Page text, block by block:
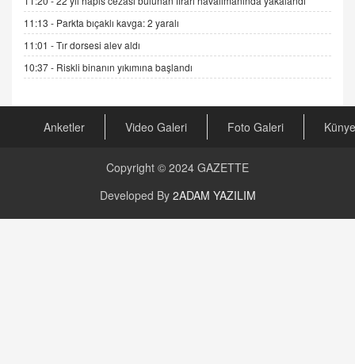
AV. RÜMEYSA ÖZKALE
Kira Uyuşmazlıklarında Dava Açmadan Önce
Arabulucuya Başvuru Şartı
CAN UĞURATEŞ
Değişen yapısıyla Suriye
16.12.2024 14:16
GÜNLÜK BURÇ YORUMU
Günlük Burç Yorumu | 22 Kasım 2024: Koç,
11:13 - Parkta bıçaklı kavga: 2 yaralı
11:01 -Tır dorsesi alev aldı
10:37 - Riskli binanın yıkımına başlandı
Anketler Video Galeri Foto Galeri Künye
Copyright © 2024 GAZETTE
Developed By 2ADAM YAZILIM